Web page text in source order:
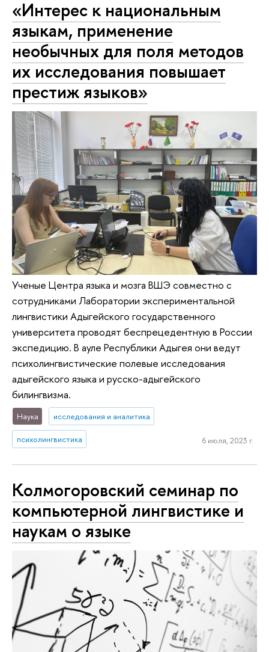
«Интерес к национальным
языкам, применение
необычных для поля методов
их исследования повышает
престиж языков»
Ученые Центра языка и мозга ВШЭ совместно с
сотрудниками Лаборатории экспериментальной
лингвистики Адыгейского государственного
университета проводят беспрецедентную в России
экспедицию. В ауле Республики Адыгея они ведут
психолингвистические полевые исследования
адыгейского языка и русско-адыгейского
билингвизма.
Наука исследования и аналитика
психолингвистика 6 июля, 2023 г.
Колмогоровский семинар по
компьютерной лингвистике и
наукам о языке